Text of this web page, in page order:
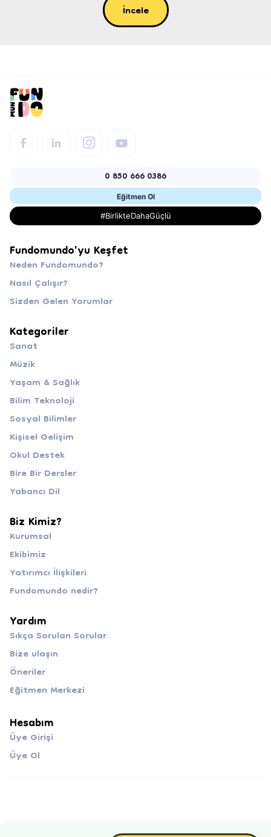
İncele
0 850 666 0386
Eğitmen Ol
#BirlikteDahaGüçlü
Fundomundo'yu Keşfet
Neden Fundomundo?
Nasıl Çalışır?
Sizden Gelen Yorumlar
Kategoriler
Sanat
Müzik
Yaşam & Sağlık
Bilim Teknoloji
Sosyal Bilimler
Kişisel Gelişim
Okul Destek
Bire Bir Dersler
Yabancı Dil
Biz Kimiz?
Kurumsal
Ekibimiz
Yatırımcı İlişkileri
Fundomundo nedir?
Yardım
Sıkça Sorulan Sorular
Bize ulaşın
Öneriler
Eğitmen Merkezi
Hesabım
Üye Girişi
Üye Ol